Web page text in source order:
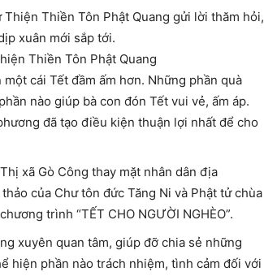
Thiền Tôn Phật Quang gửi lời thăm hỏi,
xuân mới sắp tới.
Thiền Tôn Phật Quang
cái Tết đầm ấm hơn. Những phần quà
nào giúp bà con đón Tết vui vẻ, ấm áp.
đã tạo điều kiện thuận lợi nhất để cho
xã Gò Công thay mặt nhân dân địa
của Chư tôn đức Tăng Ni và Phật tử chùa
trình “TẾT CHO NGƯỜI NGHÈO”.
xuyên quan tâm, giúp đỡ chia sẻ những
hiện phần nào trách nhiệm, tình cảm đối với